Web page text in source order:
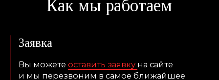
потребности, предоставляя
персонализированные решения
Вместе с нашей командой
мы гарантируем, что ваше транспортное
сопровождение будет выполнено на самом
высоком уровне.